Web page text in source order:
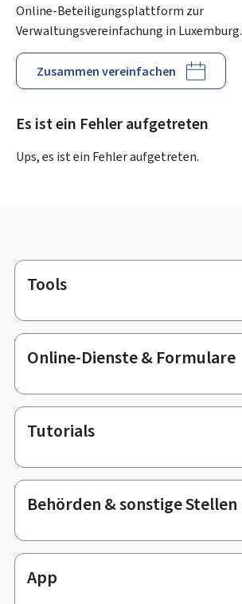
Online-Beteiligungsplattform zur
Verwaltungsvereinfachung in Luxemburg.
Zusammen vereinfachen
Es ist ein Fehler aufgetreten
Ups, es ist ein Fehler aufgetreten.
Footer
Tools
Online-Dienste & Formulare
Tutorials
Behörden & sonstige Stellen
App